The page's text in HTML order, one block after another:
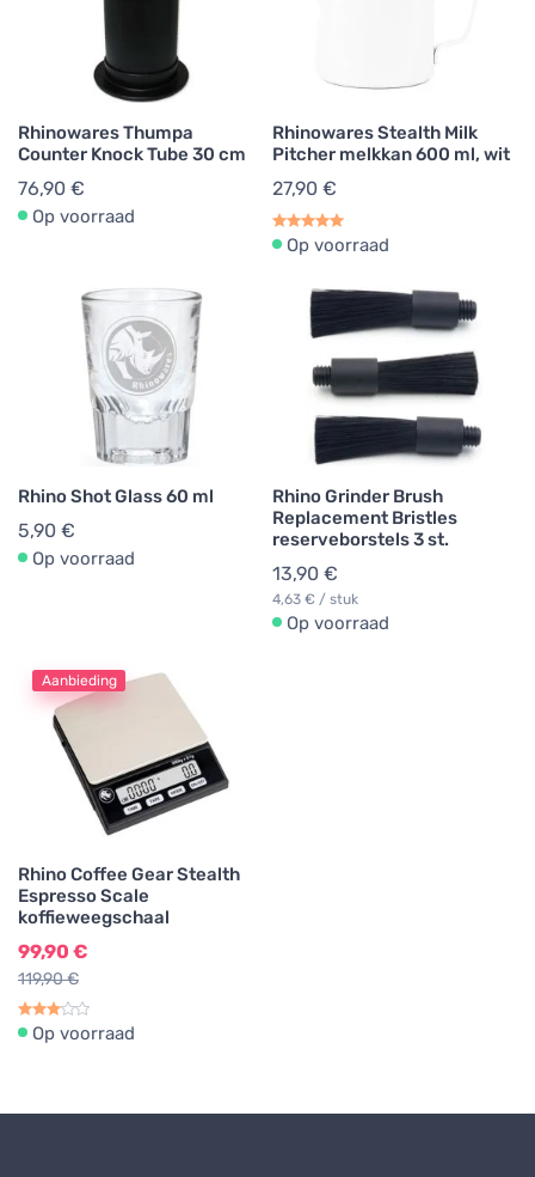
Rhinowares Thumpa
Counter Knock Tube 30 cm
76,90 €
Op voorraad
Rhinowares Stealth Milk
Pitcher melkkan 600 ml, wit
27,90 €
Op voorraad
Rhino Shot Glass 60 ml
5,90 €
Op voorraad
Rhino Grinder Brush
Replacement Bristles
reserveborstels 3 st.
13,90 €
4,63 € / stuk
Op voorraad
Aanbieding
Rhino Coffee Gear Stealth
Espresso Scale
koffieweegschaal
99,90 €
119,90 €
Op voorraad